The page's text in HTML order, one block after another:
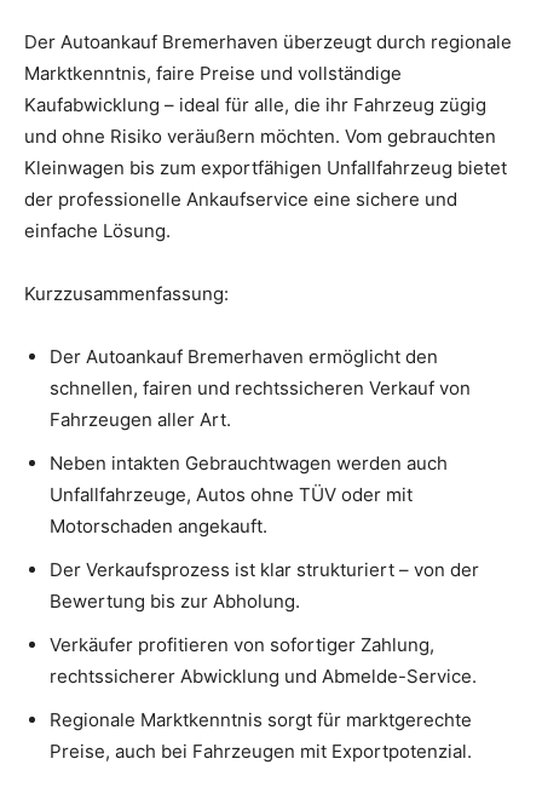
Der Autoankauf Bremerhaven überzeugt durch regionale
Marktkenntnis, faire Preise und vollständige
Kaufabwicklung – ideal für alle, die ihr Fahrzeug zügig
und ohne Risiko veräußern möchten. Vom gebrauchten
Kleinwagen bis zum exportfähigen Unfallfahrzeug bietet
der professionelle Ankaufservice eine sichere und
einfache Lösung.
Kurzzusammenfassung:
Der Autoankauf Bremerhaven ermöglicht den
schnellen, fairen und rechtssicheren Verkauf von
Fahrzeugen aller Art.
Neben intakten Gebrauchtwagen werden auch
Unfallfahrzeuge, Autos ohne TÜV oder mit
Motorschaden angekauft.
Der Verkaufsprozess ist klar strukturiert – von der
Bewertung bis zur Abholung.
Verkäufer profitieren von sofortiger Zahlung,
rechtssicherer Abwicklung und Abmelde-Service.
Regionale Marktkenntnis sorgt für marktgerechte
Preise, auch bei Fahrzeugen mit Exportpotenzial.